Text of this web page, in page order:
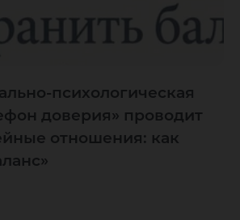
психологическая
доверия» проводит
отношения: как